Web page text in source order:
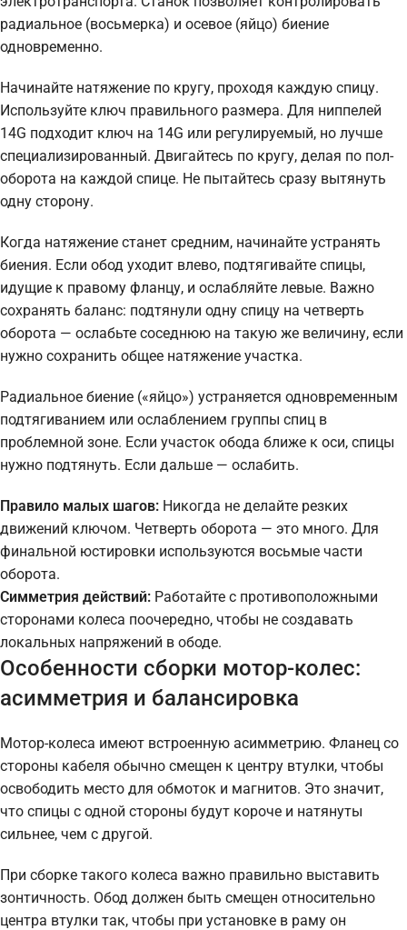
радиальное (восьмерка) и осевое (яйцо) биение
одновременно.
Начинайте натяжение по кругу, проходя каждую спицу.
Используйте ключ правильного размера. Для ниппелей
14G подходит ключ на 14G или регулируемый, но лучше
специализированный. Двигайтесь по кругу, делая по пол-
оборота на каждой спице. Не пытайтесь сразу вытянуть
одну сторону.
Когда натяжение станет средним, начинайте устранять
биения. Если обод уходит влево, подтягивайте спицы,
идущие к правому фланцу, и ослабляйте левые. Важно
сохранять баланс: подтянули одну спицу на четверть
оборота — ослабьте соседнюю на такую же величину, если
нужно сохранить общее натяжение участка.
Радиальное биение («яйцо») устраняется одновременным
подтягиванием или ослаблением группы спиц в
проблемной зоне. Если участок обода ближе к оси, спицы
нужно подтянуть. Если дальше — ослабить.
Правило малых шагов: Никогда не делайте резких
движений ключом. Четверть оборота — это много. Для
финальной юстировки используются восьмые части
оборота.
Симметрия действий: Работайте с противоположными
сторонами колеса поочередно, чтобы не создавать
локальных напряжений в ободе.
Особенности сборки мотор-колес:
асимметрия и балансировка
Мотор-колеса имеют встроенную асимметрию. Фланец со
стороны кабеля обычно смещен к центру втулки, чтобы
освободить место для обмоток и магнитов. Это значит,
что спицы с одной стороны будут короче и натянуты
сильнее, чем с другой.
При сборке такого колеса важно правильно выставить
зонтичность. Обод должен быть смещен относительно
центра втулки так, чтобы при установке в раму он